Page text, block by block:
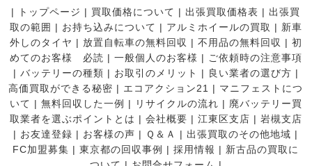
| トップページ | 買取価格について | 出張買取価格表 | 出張買
取の範囲 | お持ち込みについて | アルミホイールの買取 | 新車
外しのタイヤ | 放置自転車の無料回収 | 不用品の無料回収 | 初
めてのお客様 必読 | 一般個人のお客様 | ご依頼時の注意事項
| バッテリーの種類 | お取引のメリット | 良い業者の選び方 |
高価買取ができる秘密 | エコアクション21 | マニフェストにつ
いて | 無料回収した一例 | リサイクルの流れ | 廃バッテリー買
取業者を選ぶポイントとは | 会社概要 | 江東区支店 | 岩槻支店
| お友達登録 | お客様の声 | Ｑ＆Ａ | 出張買取のその他地域 |
FC加盟募集 | 東京都の回収事例 | 採用情報 | 新古品の買取に